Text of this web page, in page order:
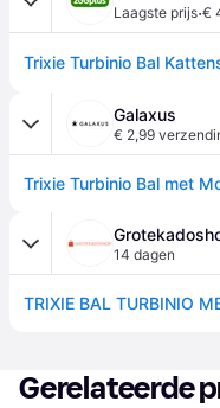
Laagste prijs·€
Galaxus
€ 2,99
14 dagen
Gerelateerde